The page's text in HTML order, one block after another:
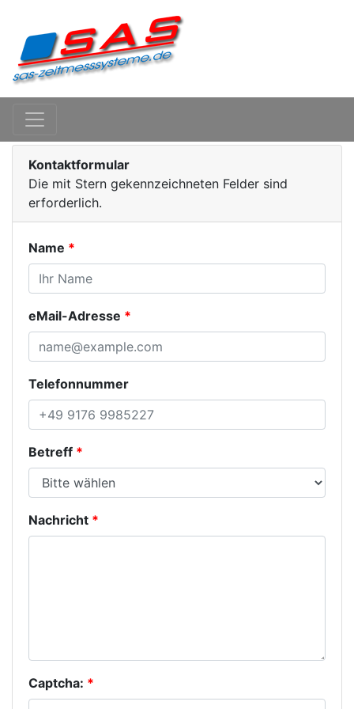
Kontaktformular
Die mit Stern gekennzeichneten Felder sind
erforderlich.
Name
eMail-Adresse
Telefonnummer
Betreff
Nachricht
Captcha: